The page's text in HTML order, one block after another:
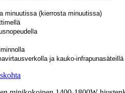
minuutissa (kierrosta minuutissa)
ja kauko-infrapunasäteillä